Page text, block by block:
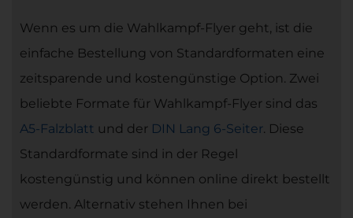
Wenn es um die Wahlkampf-Flyer geht, ist die
einfache Bestellung von Standardformaten eine
zeitsparende und kostengünstige Option. Zwei
beliebte Formate für Wahlkampf-Flyer sind das
A5-Falzblatt und der DIN Lang 6-Seiter. Diese
Standardformate sind in der Regel
kostengünstig und können online direkt bestellt
werden. Alternativ stehen Ihnen bei